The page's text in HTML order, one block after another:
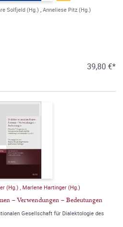
Solfjeld (Hg.) , Anneliese Pitz (Hg.)
39,80 €*
(Hg.) , Marlene Hartinger (Hg.)
– Verwendungen – Bedeutungen
Gesellschaft für Dialektologie des